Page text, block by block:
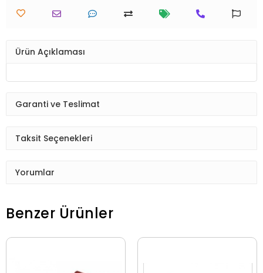
Ürün Açıklaması
Garanti ve Teslimat
Taksit Seçenekleri
Yorumlar
Benzer Ürünler